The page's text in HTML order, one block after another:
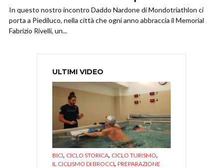
In questo nostro incontro Daddo Nardone di Mondotriathlon ci
porta a Piediluco, nella città che ogni anno abbraccia il Memorial
Fabrizio Rivelli, un...
ULTIMI VIDEO
BICI, CICLO STORICA, CICLO TURISMO,
IL CICLISMO DI BROCCI, PREPARAZIONE